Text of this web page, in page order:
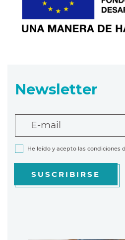
Newsletter
E-mail
He leído y acepto las condiciones
SUSCRIBIRSE